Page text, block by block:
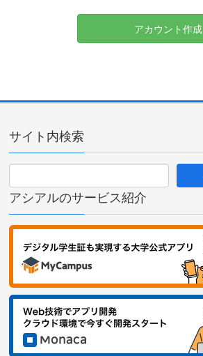
アカウント作成
サイト内検索
アシアルのサービス紹介